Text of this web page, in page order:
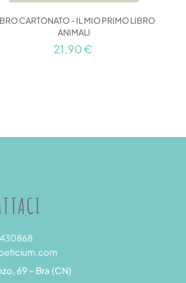
CARTONATO - IL MIO PRIMO LIBRO
ANIMALI
21,90 €
69 - Bra (CN)